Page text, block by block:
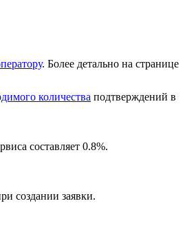
. Более детально на странице
количества подтверждений в
составляет 0.8%.
создании заявки.